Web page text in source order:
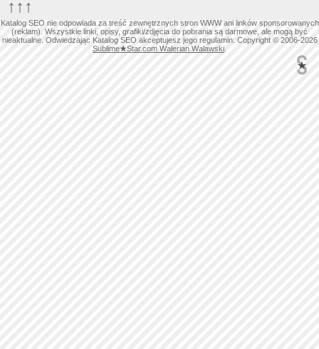
↑↑↑
Katalog SEO nie odpowiada za treść zewnętrznych stron WWW ani linków sponsorowanych
(reklam). Wszystkie linki, opisy, grafiki/zdjęcia do pobrania są darmowe, ale mogą być
nieaktualne. Odwiedzając Katalog SEO akceptujesz jego regulamin. Copyright © 2006-2026
Sublime★Star.com Walerian Walawski